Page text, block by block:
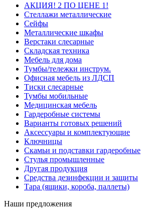
АКЦИЯ! 2 ПО ЦЕНЕ 1!
Стеллажи металлические
Сейфы
Металлические шкафы
Верстаки слесарные
Складская техника
Мебель для дома
Тумбы/тележки инструм.
Офисная мебель из ЛДСП
Тиски слесарные
Тумбы мобильные
Медицинская мебель
Гардеробные системы
Варианты готовых решений
Аксессуары и комплектующие
Ключницы
Скамьи и подставки гардеробные
Стулья промышленные
Другая продукция
Средства дезинфекции и защиты
Тара (ящики, короба, паллеты)
Наши предложения